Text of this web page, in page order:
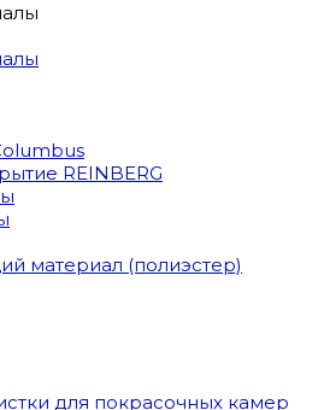
REINBERG
материал (полиэстер)
для покрасочных камер